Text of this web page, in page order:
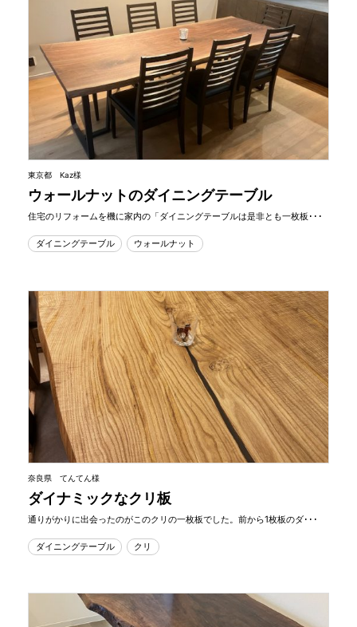
東京都 Kaz様
ウォールナットのダイニングテーブル
住宅のリフォームを機に家内の「ダイニングテーブルは是非とも一枚板･･･
ダイニングテーブル ウォールナット
奈良県 てんてん様
ダイナミックなクリ板
通りがかりに出会ったのがこのクリの一枚板でした。前から1枚板のダ･･･
ダイニングテーブル クリ